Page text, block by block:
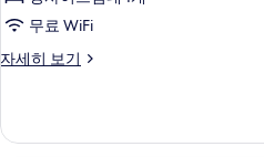
보
기
자
히
사
진
모
보
무료 WiFi
자세히 보기
클
자